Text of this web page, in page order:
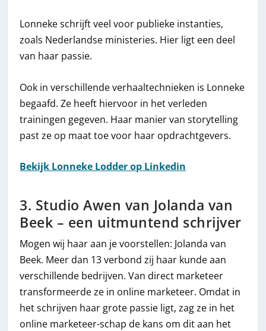
Lonneke schrijft veel voor publieke instanties,
zoals Nederlandse ministeries. Hier ligt een deel
van haar passie.
Ook in verschillende verhaaltechnieken is Lonneke
begaafd. Ze heeft hiervoor in het verleden
trainingen gegeven. Haar manier van storytelling
past ze op maat toe voor haar opdrachtgevers.
Bekijk Lonneke Lodder op Linkedin
3. Studio Awen van Jolanda van
Beek – een uitmuntend schrijver
Mogen wij haar aan je voorstellen: Jolanda van
Beek. Meer dan 13 verbond zij haar kunde aan
verschillende bedrijven. Van direct marketeer
transformeerde ze in online marketeer. Omdat in
het schrijven haar grote passie ligt, zag ze in het
online marketeer-schap de kans om dit aan het